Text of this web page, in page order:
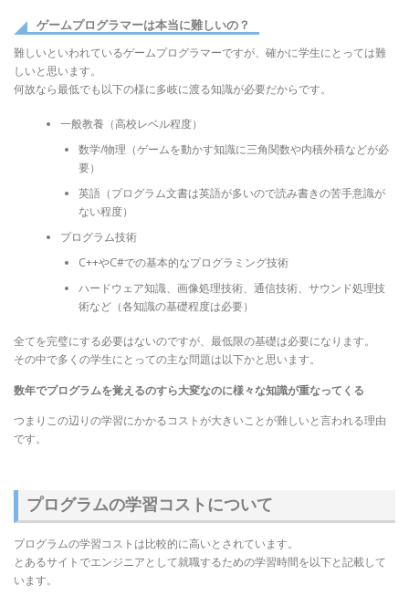
ゲームプログラマーは本当に難しいの？
難しいといわれているゲームプログラマーですが、確かに学生にとっては難
しいと思います。
何故なら最低でも以下の様に多岐に渡る知識が必要だからです。
一般教養（高校レベル程度）
数学/物理（ゲームを動かす知識に三角関数や内積外積などが必
要）
英語（プログラム文書は英語が多いので読み書きの苦手意識が
ない程度）
プログラム技術
C++やC#での基本的なプログラミング技術
ハードウェア知識、画像処理技術、通信技術、サウンド処理技
術など（各知識の基礎程度は必要）
全てを完璧にする必要はないのですが、最低限の基礎は必要になります。
その中で多くの学生にとっての主な問題は以下かと思います。
数年でプログラムを覚えるのすら大変なのに様々な知識が重なってくる
つまりこの辺りの学習にかかるコストが大きいことが難しいと言われる理由
です。
プログラムの学習コストについて
プログラムの学習コストは比較的に高いとされています。
とあるサイトでエンジニアとして就職するための学習時間を以下と記載して
います。